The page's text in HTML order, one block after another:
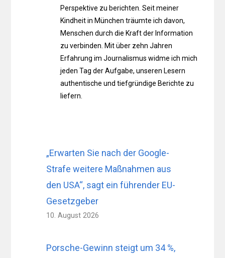
Perspektive zu berichten. Seit meiner
Kindheit in München träumte ich davon,
Menschen durch die Kraft der Information
zu verbinden. Mit über zehn Jahren
Erfahrung im Journalismus widme ich mich
jeden Tag der Aufgabe, unseren Lesern
authentische und tiefgründige Berichte zu
liefern.
„Erwarten Sie nach der Google-
Strafe weitere Maßnahmen aus
den USA“, sagt ein führender EU-
Gesetzgeber
10. August 2026
Porsche-Gewinn steigt um 34 %,